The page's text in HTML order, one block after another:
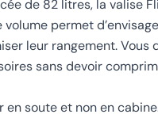
de 82 litres, la valise
permet
leur rangement. Vous
sans devoir
soute et non en